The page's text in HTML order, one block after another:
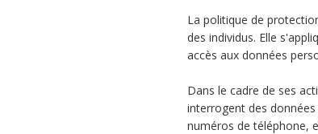
La politique de
des individus. Elle
accès aux données
Dans le cadre de ses
interrogent des
numéros de téléphone,